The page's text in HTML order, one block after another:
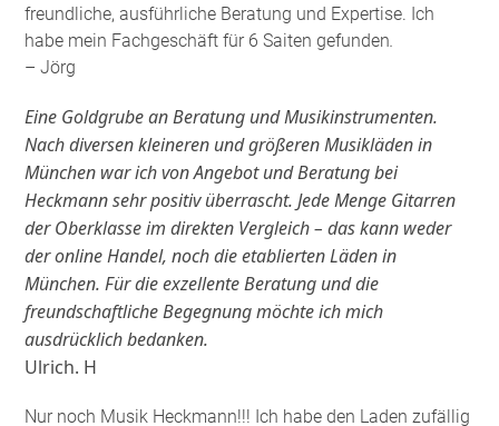
freundliche, ausführliche Beratung und Expertise. Ich
habe mein Fachgeschäft für 6 Saiten gefunden.
– Jörg
Eine Goldgrube an Beratung und Musikinstrumenten.
Nach diversen kleineren und größeren Musikläden in
München war ich von Angebot und Beratung bei
Heckmann sehr positiv überrascht. Jede Menge Gitarren
der Oberklasse im direkten Vergleich – das kann weder
der online Handel, noch die etablierten Läden in
München. Für die exzellente Beratung und die
freundschaftliche Begegnung möchte ich mich
ausdrücklich bedanken.
Ulrich. H
Nur noch Musik Heckmann!!! Ich habe den Laden zufällig